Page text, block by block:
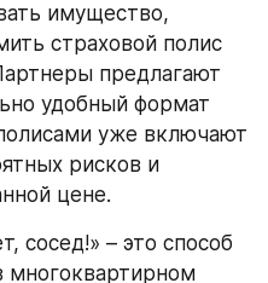
имущество,
страховой полис
предлагают
удобный формат
уже включают
рисков и
цене.
сосед!» – это способ
многоквартирном